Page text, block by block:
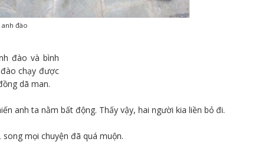
đào
đào và bình
chạy được
dã man.
anh ta nằm bất động. Thấy vậy, hai người kia liền bỏ đi.
mọi chuyện đã quá muộn.